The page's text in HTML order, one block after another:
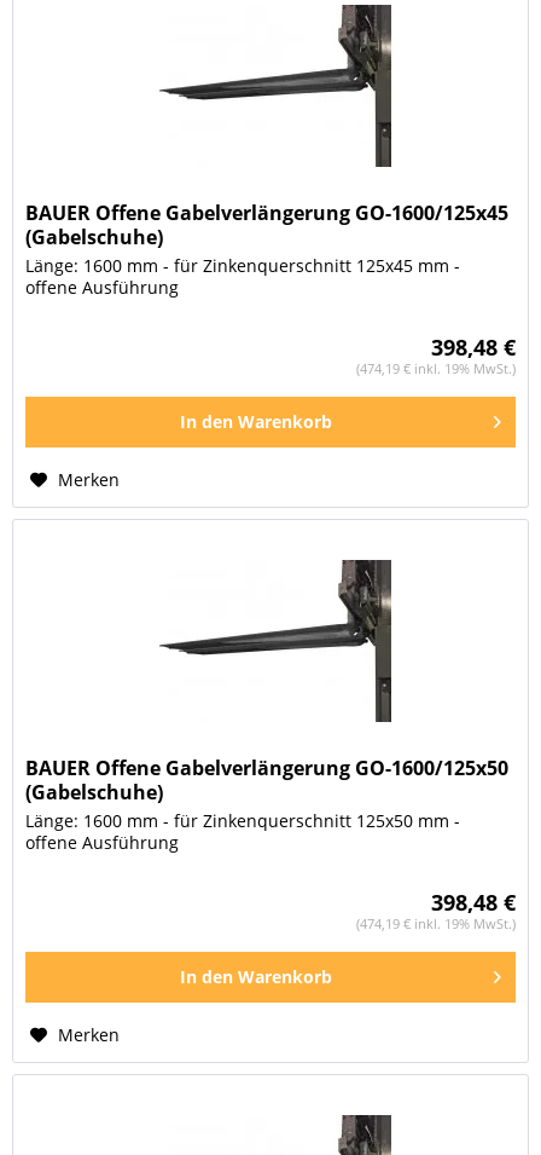
BAUER Offene Gabelverlängerung GO-1600/125x45
(Gabelschuhe)
Länge: 1600 mm - für Zinkenquerschnitt 125x45 mm -
offene Ausführung
398,48 €
(474,19 € inkl. 19% MwSt.)
In den Warenkorb
Merken
BAUER Offene Gabelverlängerung GO-1600/125x50
(Gabelschuhe)
Länge: 1600 mm - für Zinkenquerschnitt 125x50 mm -
offene Ausführung
398,48 €
(474,19 € inkl. 19% MwSt.)
In den Warenkorb
Merken